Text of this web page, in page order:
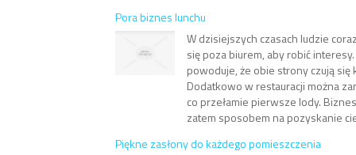
Pora biznes lunchu
W dzisiejszych czasach ludzie
się poza biurem, aby robić
powoduje, że obie strony czują
Dodatkowo w restauracji można
co przełamie pierwsze lody.
zatem sposobem na pozyskanie
Piękne zasłony do każdego pomieszczenia